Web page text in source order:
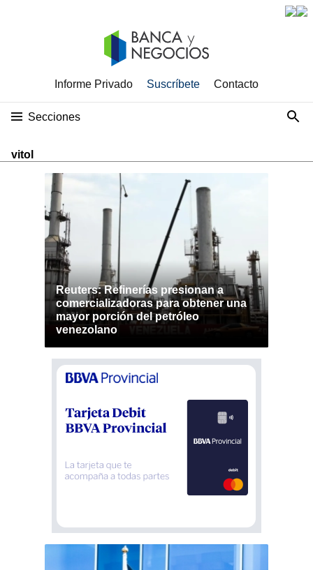
Informe Privado Suscríbete Contacto
Secciones
vitol
Reuters: Refinerías presionan a
comercializadoras para obtener una
mayor porción del petróleo
venezolano